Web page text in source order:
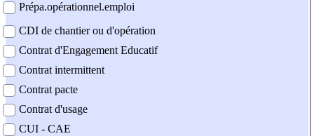
Prépa.opérationnel.emploi
CDI de chantier ou d'opération
Contrat d'Engagement Educatif
Contrat intermittent
Contrat pacte
Contrat d'usage
CUI - CAE